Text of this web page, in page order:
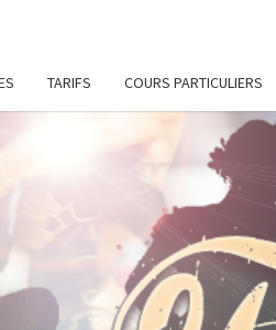
TARIFS COURS PARTICULIERS